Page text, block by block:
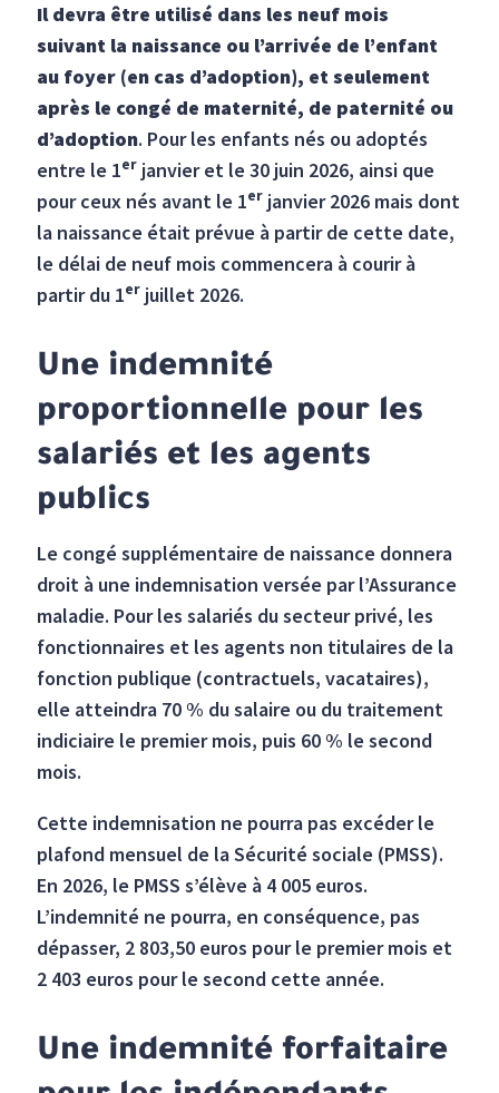
Il devra être utilisé dans les neuf mois
suivant la naissance ou l’arrivée de l’enfant
au foyer (en cas d’adoption), et seulement
après le congé de maternité, de paternité ou
d’adoption. Pour les enfants nés ou adoptés
entre le 1er janvier et le 30 juin 2026, ainsi que
pour ceux nés avant le 1er janvier 2026 mais dont
la naissance était prévue à partir de cette date,
le délai de neuf mois commencera à courir à
partir du 1er juillet 2026.
Une indemnité
proportionnelle pour les
salariés et les agents
publics
Le congé supplémentaire de naissance donnera
droit à une indemnisation versée par l’Assurance
maladie. Pour les salariés du secteur privé, les
fonctionnaires et les agents non titulaires de la
fonction publique (contractuels, vacataires),
elle atteindra 70 % du salaire ou du traitement
indiciaire le premier mois, puis 60 % le second
mois.
Cette indemnisation ne pourra pas excéder le
plafond mensuel de la Sécurité sociale (PMSS).
En 2026, le PMSS s’élève à 4 005 euros.
L’indemnité ne pourra, en conséquence, pas
dépasser, 2 803,50 euros pour le premier mois et
2 403 euros pour le second cette année.
Une indemnité forfaitaire